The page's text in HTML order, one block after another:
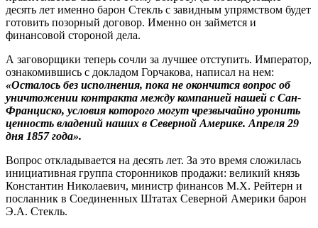
десять лет именно барон Стекль с завидным упрямством будет
готовить позорный договор. Именно он займется и
финансовой стороной дела.
А заговорщики теперь сочли за лучшее отступить. Император,
ознакомившись с докладом Горчакова, написал на нем:
«Осталось без исполнения, пока не окончится вопрос об
уничтожении контракта между компанией нашей с Сан-
Франциско, условия которого могут чрезвычайно уронить
ценность владений наших в Северной Америке. Апреля 29
дня 1857 года».
Вопрос откладывается на десять лет. За это время сложилась
инициативная группа сторонников продажи: великий князь
Константин Николаевич, министр финансов М.Х. Рейтерн и
посланник в Соединенных Штатах Северной Америки барон
Э.А. Стекль.